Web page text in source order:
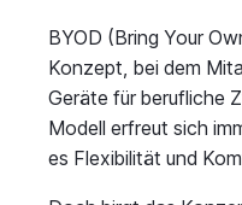
BYOD (Bring Your
Konzept, bei dem
Geräte für berufliche
Modell erfreut sich
es Flexibilität und